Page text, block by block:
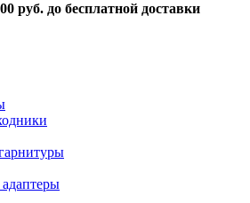
руб. до бесплатной доставки